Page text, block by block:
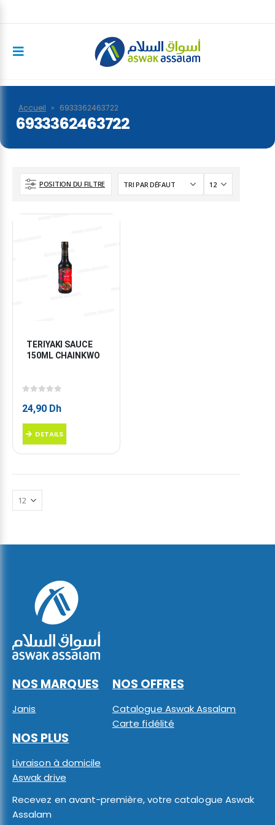
Accueil » 6933362463722
6933362463722
POSITION DU FILTRE
TERIYAKI SAUCE
150ML CHAINKWO
24,90 Dh
DETAILS
NOS MARQUES
Janis
NOS OFFRES
Catalogue Aswak Assalam
Carte fidélité
NOS PLUS
Livraison à domicile
Aswak drive
Recevez en avant-première, votre catalogue Aswak
Assalam